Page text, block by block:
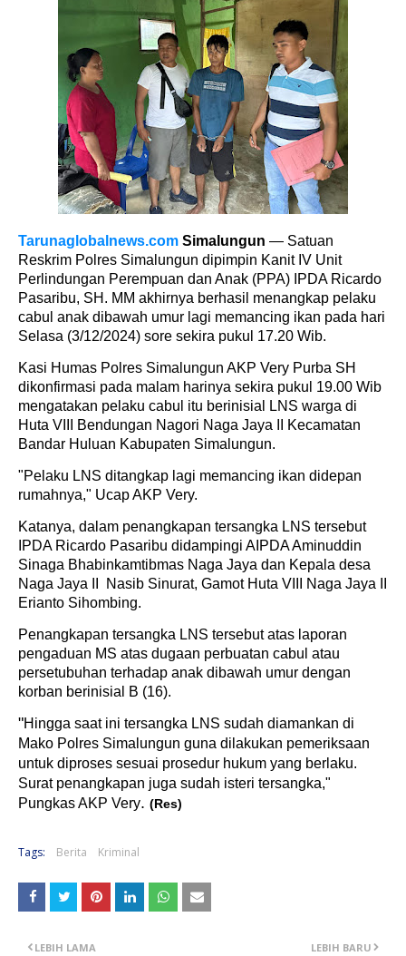
Tarunaglobalnews.com Simalungun — Satuan
Reskrim Polres Simalungun dipimpin Kanit IV Unit
Perlindungan Perempuan dan Anak (PPA) IPDA Ricardo
Pasaribu, SH. MM akhirnya berhasil menangkap pelaku
cabul anak dibawah umur lagi memancing ikan pada hari
Selasa (3/12/2024) sore sekira pukul 17.20 Wib.
Kasi Humas Polres Simalungun AKP Very Purba SH
dikonfirmasi pada malam harinya sekira pukul 19.00 Wib
mengatakan pelaku cabul itu berinisial LNS warga di
Huta VIII Bendungan Nagori Naga Jaya II Kecamatan
Bandar Huluan Kabupaten Simalungun.
"Pelaku LNS ditangkap lagi memancing ikan didepan
rumahnya," Ucap AKP Very.
Katanya, dalam penangkapan tersangka LNS tersebut
IPDA Ricardo Pasaribu didampingi AIPDA Aminuddin
Sinaga Bhabinkamtibmas Naga Jaya dan Kepala desa
Naga Jaya II Nasib Sinurat, Gamot Huta VIII Naga Jaya II
Erianto Sihombing.
Penangkapan tersangka LNS tersebut atas laporan
pengaduan MS atas dugaan perbuatan cabul atau
persetubuhan terhadap anak dibawah umur dengan
korban berinisial B (16).
"Hingga saat ini tersangka LNS sudah diamankan di
Mako Polres Simalungun guna dilakukan pemeriksaan
untuk diproses sesuai prosedur hukum yang berlaku.
Surat penangkapan juga sudah isteri tersangka,"
Pungkas AKP Very. (Res)
Tags: Berita Kriminal
LEBIH BARU
LEBIH LAMA